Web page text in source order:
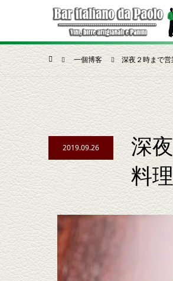
一個博客 深夜２時まで
2019.09.26
深
料